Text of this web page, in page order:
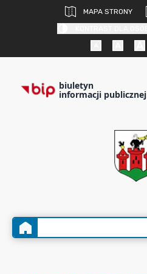
MAPA STRONY
biuletyn
informacji publicznej